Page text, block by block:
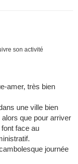
son activité
amer, très bien
une ville bien
que pour arriver
face au
journée